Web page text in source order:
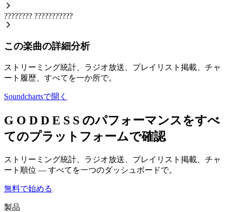
???????? ???????????
この楽曲の詳細分析
ストリーミング統計、ラジオ放送、プレイリスト掲載、チャ
ート履歴、すべてを一か所で。
Soundchartsで開く
G O D D E S S のパフォーマンスをすべ
てのプラットフォームで確認
ストリーミング統計、ラジオ放送、プレイリスト掲載、チャ
ート順位 — すべてを一つのダッシュボードで。
無料で始める
製品